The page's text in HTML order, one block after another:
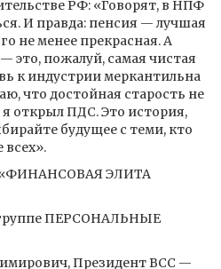
РФ: «Говорят, в НПФ
И правда: пенсия — лучшая
не менее прекрасная. А
это, пожалуй, самая чистая
к индустрии меркантильна
что достойная старость не
я открыл ПДС. Это история,
будущее с теми, кто
всех».
ЭЛИТА
ПЕРСОНАЛЬНЫЕ
Президент ВСС —